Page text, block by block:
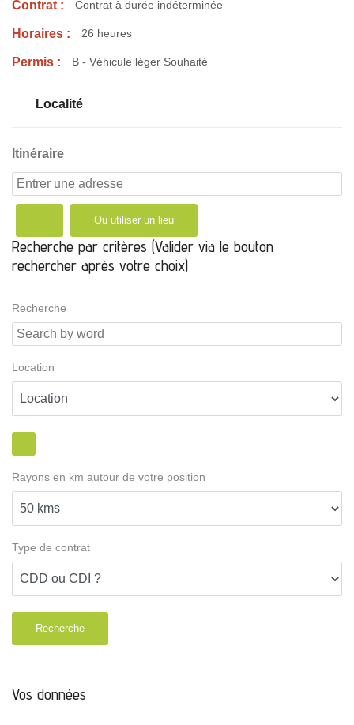
Contrat : Contrat à durée indéterminée
Horaires : 26 heures
Permis : B - Véhicule léger Souhaité
Localité
Itinéraire
Ou utiliser un lieu
Recherche par critères (Valider via le bouton
rechercher après votre choix)
Recherche
Location
Rayons en km autour de votre position
Type de contrat
Recherche
Vos données